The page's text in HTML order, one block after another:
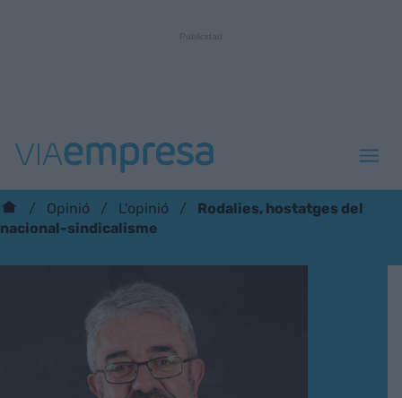
Opinió L'opinió
Rodalies, hostatges del
nacional-sindicalisme